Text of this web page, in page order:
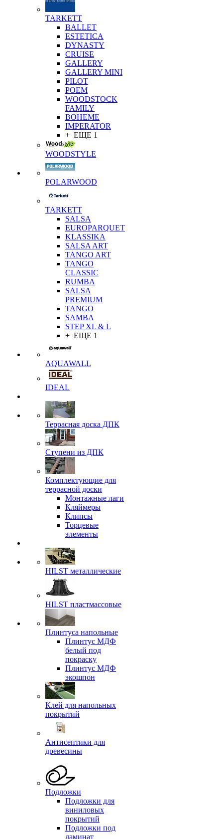
TARKETT
BALLET
ESTETICA
DYNASTY
CRUISE
GALLERY
GALLERY MINI
PILOT
POEM
WOODSTOCK
FAMILY
BOHEME
IMPERATOR
+ ЕЩЕ 1
WOODSTYLE
POLARWOOD
TARKETT
SALSA
EUROPARQUET
KLASSIKA
SALSA ART
TANGO ART
TANGO
CLASSIC
RUMBA
SALSA
PREMIUM
TANGO
SAMBA
STEP XL & L
+ ЕЩЕ 1
AQUAWALL
IDEAL
Террасная доска ДПК
Ступени из ДПК
Комплектующие для
террасной доски
Монтажные лаги
Кляймеры
Клипсы
Торцевые
элементы
HILST металлические
HILST пластмассовые
Плинтуса напольные
Плинтус МДФ
белый под
покраску
Плинтус МДФ
экошпон
Клей для напольных
покрытий
Антисептики для
древесины
Подложки
Подложки для
виниловых
покрытий
Подложки под
ламинат